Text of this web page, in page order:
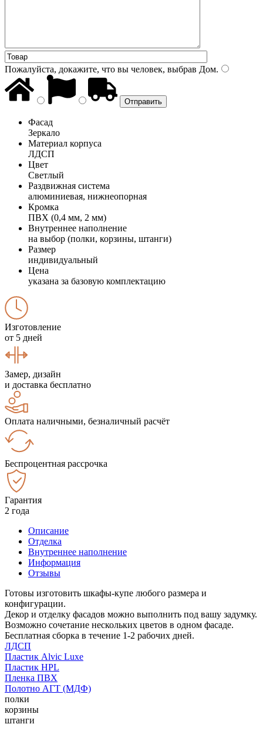
Пожалуйста, докажите, что вы человек, выбрав Дом.
Фасад
Зеркало
Материал корпуса
ЛДСП
Цвет
Светлый
Раздвижная система
алюминиевая, нижнеопорная
Кромка
ПВХ (0,4 мм, 2 мм)
Внутреннее наполнение
на выбор (полки, корзины, штанги)
Размер
индивидуальный
Цена
указана за базовую комплектацию
Изготовление
от 5 дней
Замер, дизайн
и доставка бесплатно
Оплата наличными, безналичный расчёт
Беспроцентная рассрочка
Гарантия
2 года
Описание
Отделка
Внутреннее наполнение
Информация
Отзывы
Готовы изготовить шкафы-купе любого размера и
конфигурации.
Декор и отделку фасадов можно выполнить под вашу задумку.
Возможно сочетание нескольких цветов в одном фасаде.
Бесплатная сборка в течение 1-2 рабочих дней.
ЛДСП
Пластик Alvic Luxe
Пластик HPL
Пленка ПВХ
Полотно АГТ (МДФ)
полки
корзины
штанги